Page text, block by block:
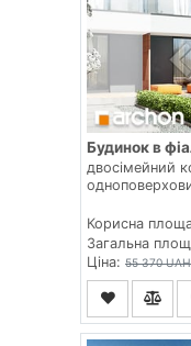
Будинок в
двосімейний
Корисна
Загальна
Ціна: 55 370 UAH